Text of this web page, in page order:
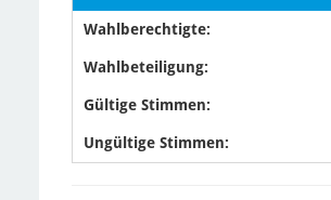
Wahlberechtigte:
Wahlbeteiligung:
Gültige Stimmen:
Ungültige Stimmen: